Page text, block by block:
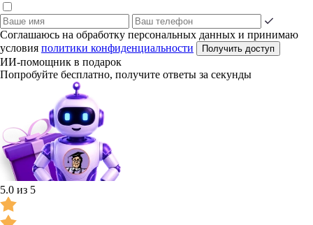
Соглашаюсь на обработку персональных данных и принимаю
условия политики конфиденциальности Получить доступ
ИИ-помощник в подарок
Попробуйте бесплатно, получите ответы за секунды
5.0 из 5